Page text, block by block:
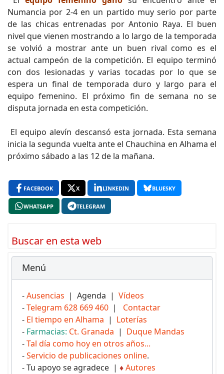
Numancia por 2-4 en un partido muy serio por parte
de las chicas entrenadas por Antonio Raya. El buen
nivel que vienen mostrando a lo largo de la temporada
se volvió a mostrar ante un buen rival como es el
actual campeón de la competición. El equipo terminó
con dos lesionadas y varias tocadas por lo que se
espera un final de temporada duro y largo para el
equipo femenino. El próximo fin de semana no se
disputa jornada en esta competición.
El equipo alevín descansó esta jornada. Esta semana
inicia la segunda vuelta ante el Chauchina en Alhama el
próximo sábado a las 12 de la mañana.
FACEBOOK X LINKEDIN BLUESKY
WHATSAPP TELEGRAM
Buscar en esta web
Menú
-Ausencias | Agenda | Vídeos
-Telegram 628 669 460 | Contactar
- El tiempo en Alhama | Loterías
- Farmacias: Ct. Granada | Duque Mandas
-Tal día como hoy en otros años...
-Servicio de publicaciones online.
- Tu apoyo se agradece | ♦Autores